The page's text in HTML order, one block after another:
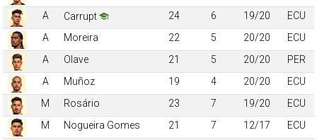
A
Carrupt 24 6 19/20
ECU
A
Moreira 22 5 20/20
ECU
A
Olave 21 5 20/20
PER
A
Muñoz 19 4 20/20
ECU
M
Rosário 23 7 19/20
ECU
M
Nogueira Gomes 21 7 12/17
ECU